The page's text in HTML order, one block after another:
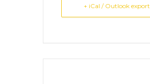
+ iCal / Outlook export